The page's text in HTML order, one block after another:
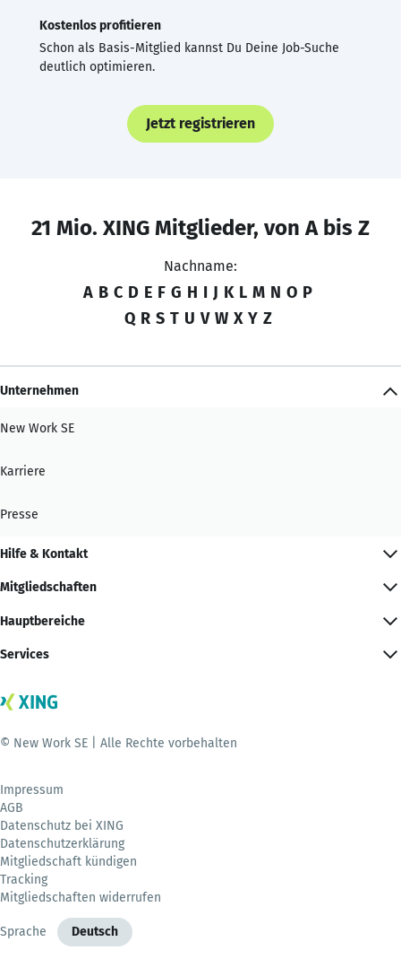
Kostenlos profitieren
Schon als Basis-Mitglied kannst Du Deine Job-Suche
deutlich optimieren.
Jetzt registrieren
21 Mio. XING Mitglieder, von A bis Z
Nachname:
A B C D E F G H I J K L M N O P
Q R S T U V W X Y Z
Unternehmen
New Work SE
Karriere
Presse
Hilfe & Kontakt
Mitgliedschaften
Hauptbereiche
Services
© New Work SE | Alle Rechte vorbehalten
Impressum
AGB
Datenschutz bei XING
Datenschutzerklärung
Mitgliedschaft kündigen
Tracking
Mitgliedschaften widerrufen
Sprache Deutsch